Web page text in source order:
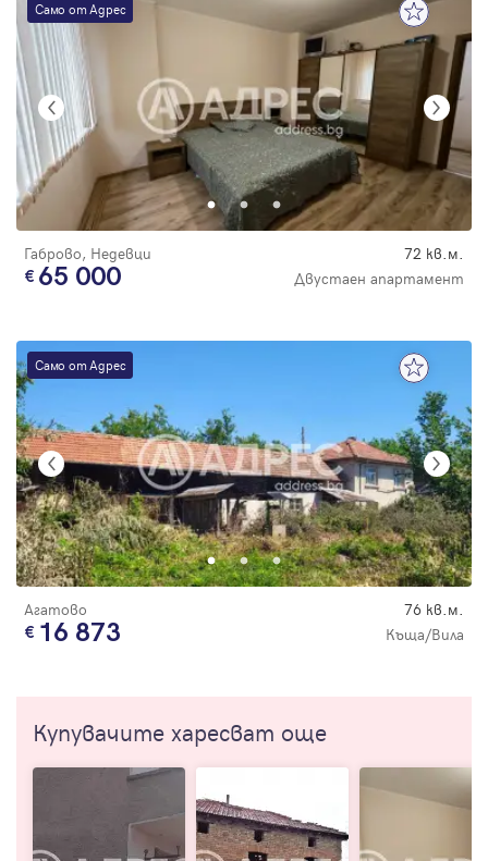
Само от Адрес
Габрово, Недевци 72 кв.м.
65 000 Двустаен апартамент
Само от Адрес
Агатово 76 кв.м.
16 873 Къща/Вила
Купувачите харесват още